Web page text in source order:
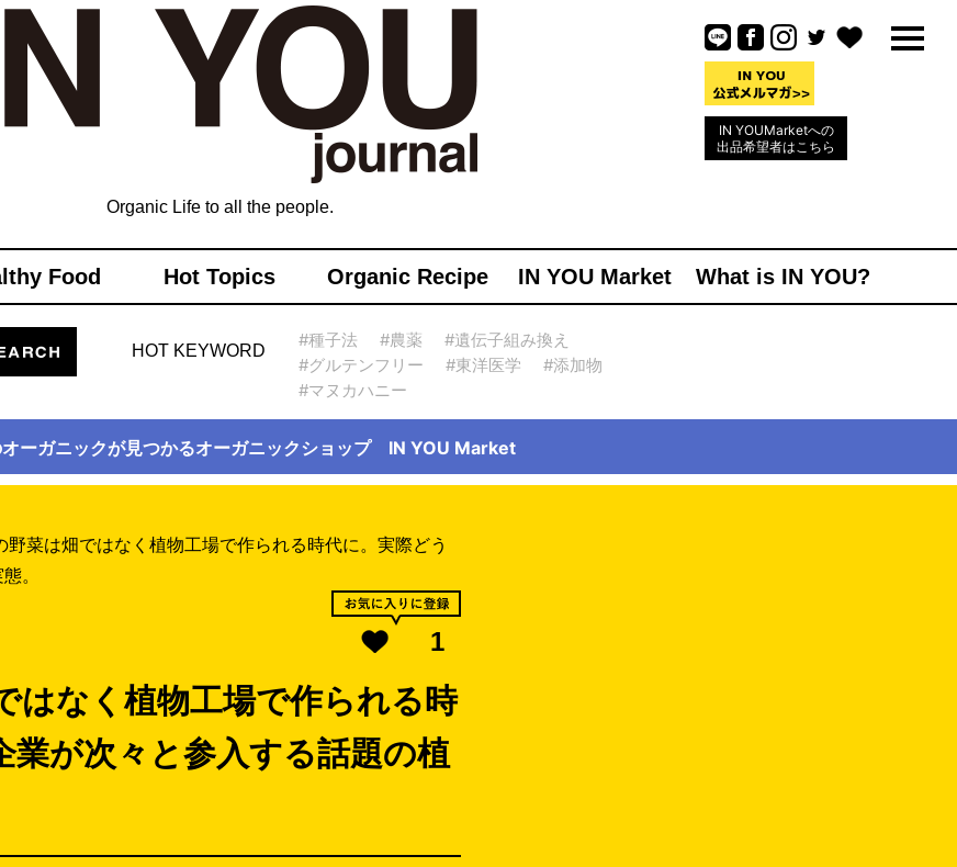
IN YOUMarketへの
出品希望者はこちら
Organic Life to all the people.
Food Hot Topics Organic Recipe IN YOU Market What is IN YOU?
HOT KEYWORD
#種子法 #農薬
#遺伝子組み換え
#グルテンフリー
#東洋医学
#添加物
#マヌカハニー
ーガニックが見つかるオーガニックショップ IN YOU Market
野菜は畑ではなく植物工場で作られる時代に。実際どう
。
1
はなく植物工場で作られる時
が次々と参入する話題の植